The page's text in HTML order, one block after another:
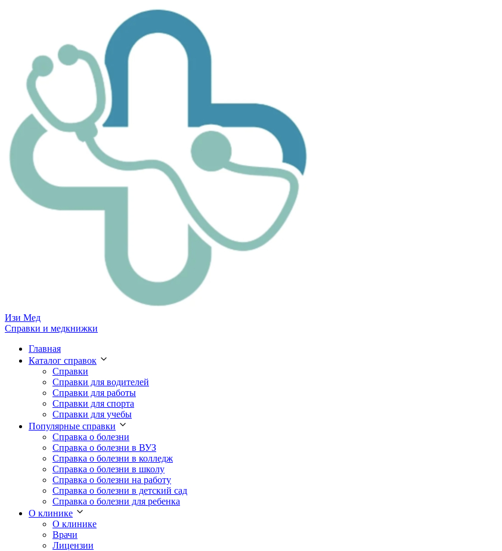
Изи Мед
Справки и медкнижки
Главная
Каталог справок
Справки
Справки для водителей
Справки для работы
Справки для спорта
Справки для учебы
Популярные справки
Справка о болезни
Справка о болезни в ВУЗ
Справка о болезни в колледж
Справка о болезни в школу
Справка о болезни на работу
Справка о болезни в детский сад
Справка о болезни для ребенка
О клинике
О клинике
Врачи
Лицензии